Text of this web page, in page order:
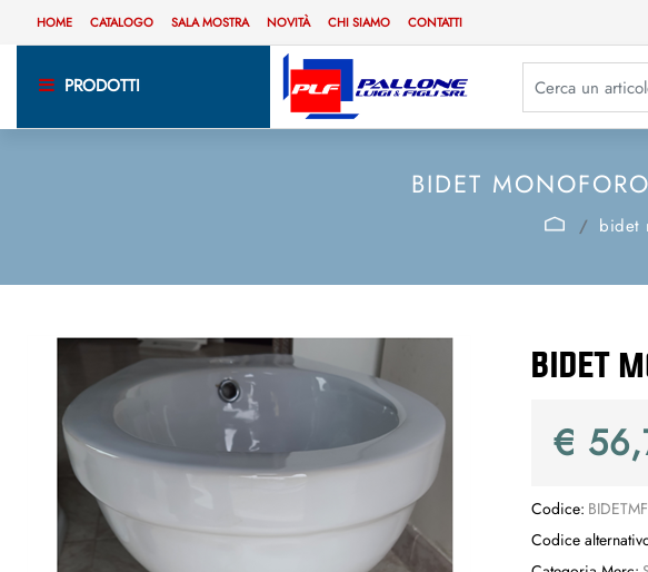
HOME CATALOGO SALA MOSTRA NOVITÀ CHI SIAMO CONTATTI
PRODOTTI
La modifica di
BIDET
bidet
BIDET
€
Codice:
Codice